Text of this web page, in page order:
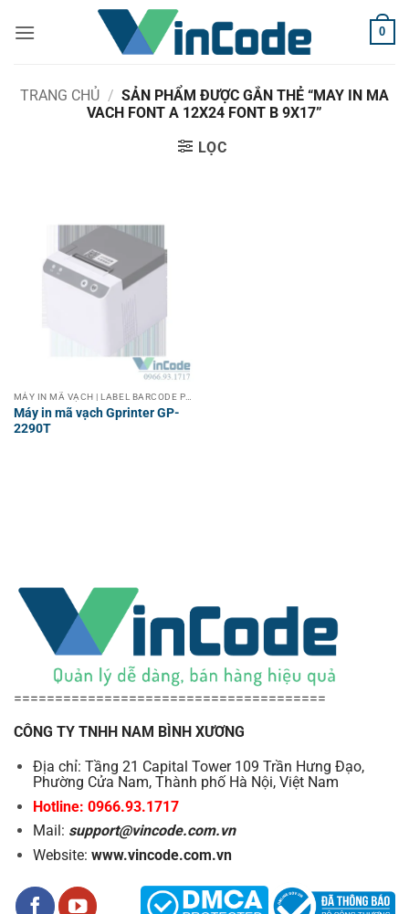
qua
0
TRANG CHỦ / SẢN PHẨM ĐƯỢC GẮN THẺ “MAY IN MA
VACH FONT A 12X24 FONT B 9X17”
LỌC
Máy in mã vạch Gprinter GP-
2290T
======================================
CÔNG TY TNHH NAM BÌNH XƯƠNG
Địa chỉ: Tầng 21 Capital Tower 109 Trần Hưng Đạo,
Phường Cửa Nam, Thành phố Hà Nội, Việt Nam
Hotline: 0966.93.1717
Mail: support@vincode.com.vn
Website: www.vincode.com.vn